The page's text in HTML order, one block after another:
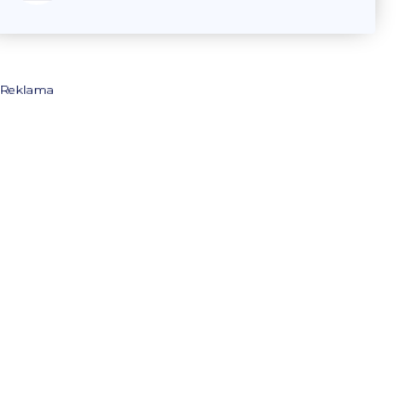
Reklama